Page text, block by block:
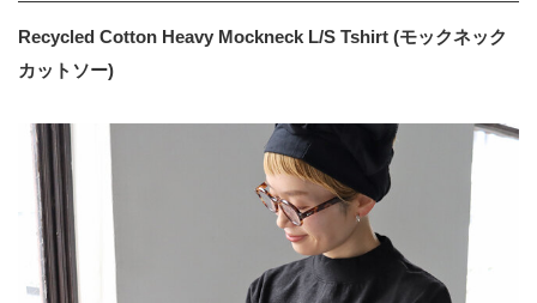
Recycled Cotton Heavy Mockneck L/S Tshirt (モックネック
カットソー)